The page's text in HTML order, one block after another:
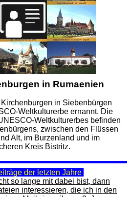
in Rumaenien
in Siebenbürgen
Weltkulturerbe ernannt. Die
Weltkulturerbes befinden
zwischen den Flüssen
Alt, im Burzenland und im
Kreis Bistritz.
der letzten Jahre
so lange mit dabei bist, dann
interessieren, die ich in den